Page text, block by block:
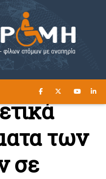
ΔΙΑΒΑΣΤΕ ΕΔΩ ►
των
σε